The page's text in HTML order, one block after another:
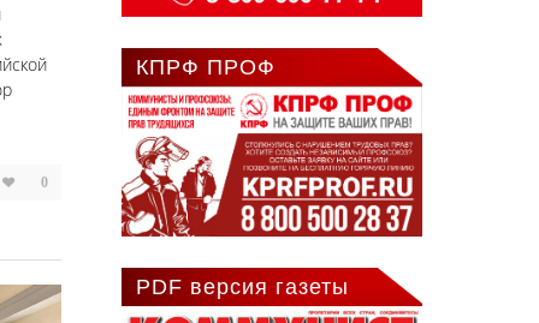
0
КПРФ ПРОФ
PDF версия газеты